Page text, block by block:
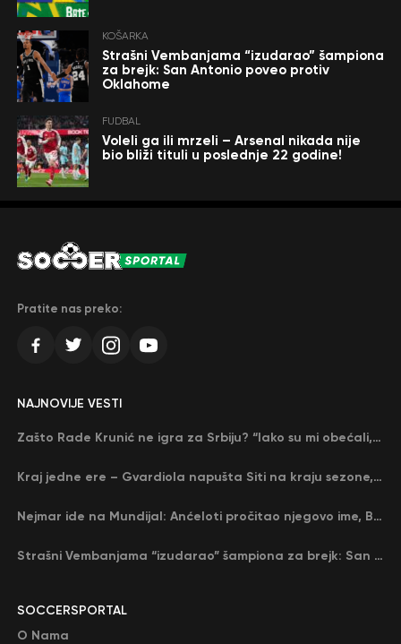
KOŠARKA
Strašni Vembanjama “izudarao” šampiona
za brejk: San Antonio poveo protiv
Oklahome
FUDBAL
Voleli ga ili mrzeli – Arsenal nikada nije
bio bliži tituli u poslednje 22 godine!
Pratite nas preko:
SOCCERSPORTAL
O Nama
NAJNOVIJE VESTI
Zašto Rade Krunić ne igra za Srbiju? “Iako su mi obećali, niko me nije zvao…”
Kraj jedne ere – Gvardiola napušta Siti na kraju sezone, menja ga njegov nekadašnji rival
Nejmar ide na Mundijal: Anćeloti pročitao njegovo ime, Brazil u delirijumu (VIDEO)
Strašni Vembanjama “izudarao” šampiona za brejk: San Antonio poveo protiv Oklahome